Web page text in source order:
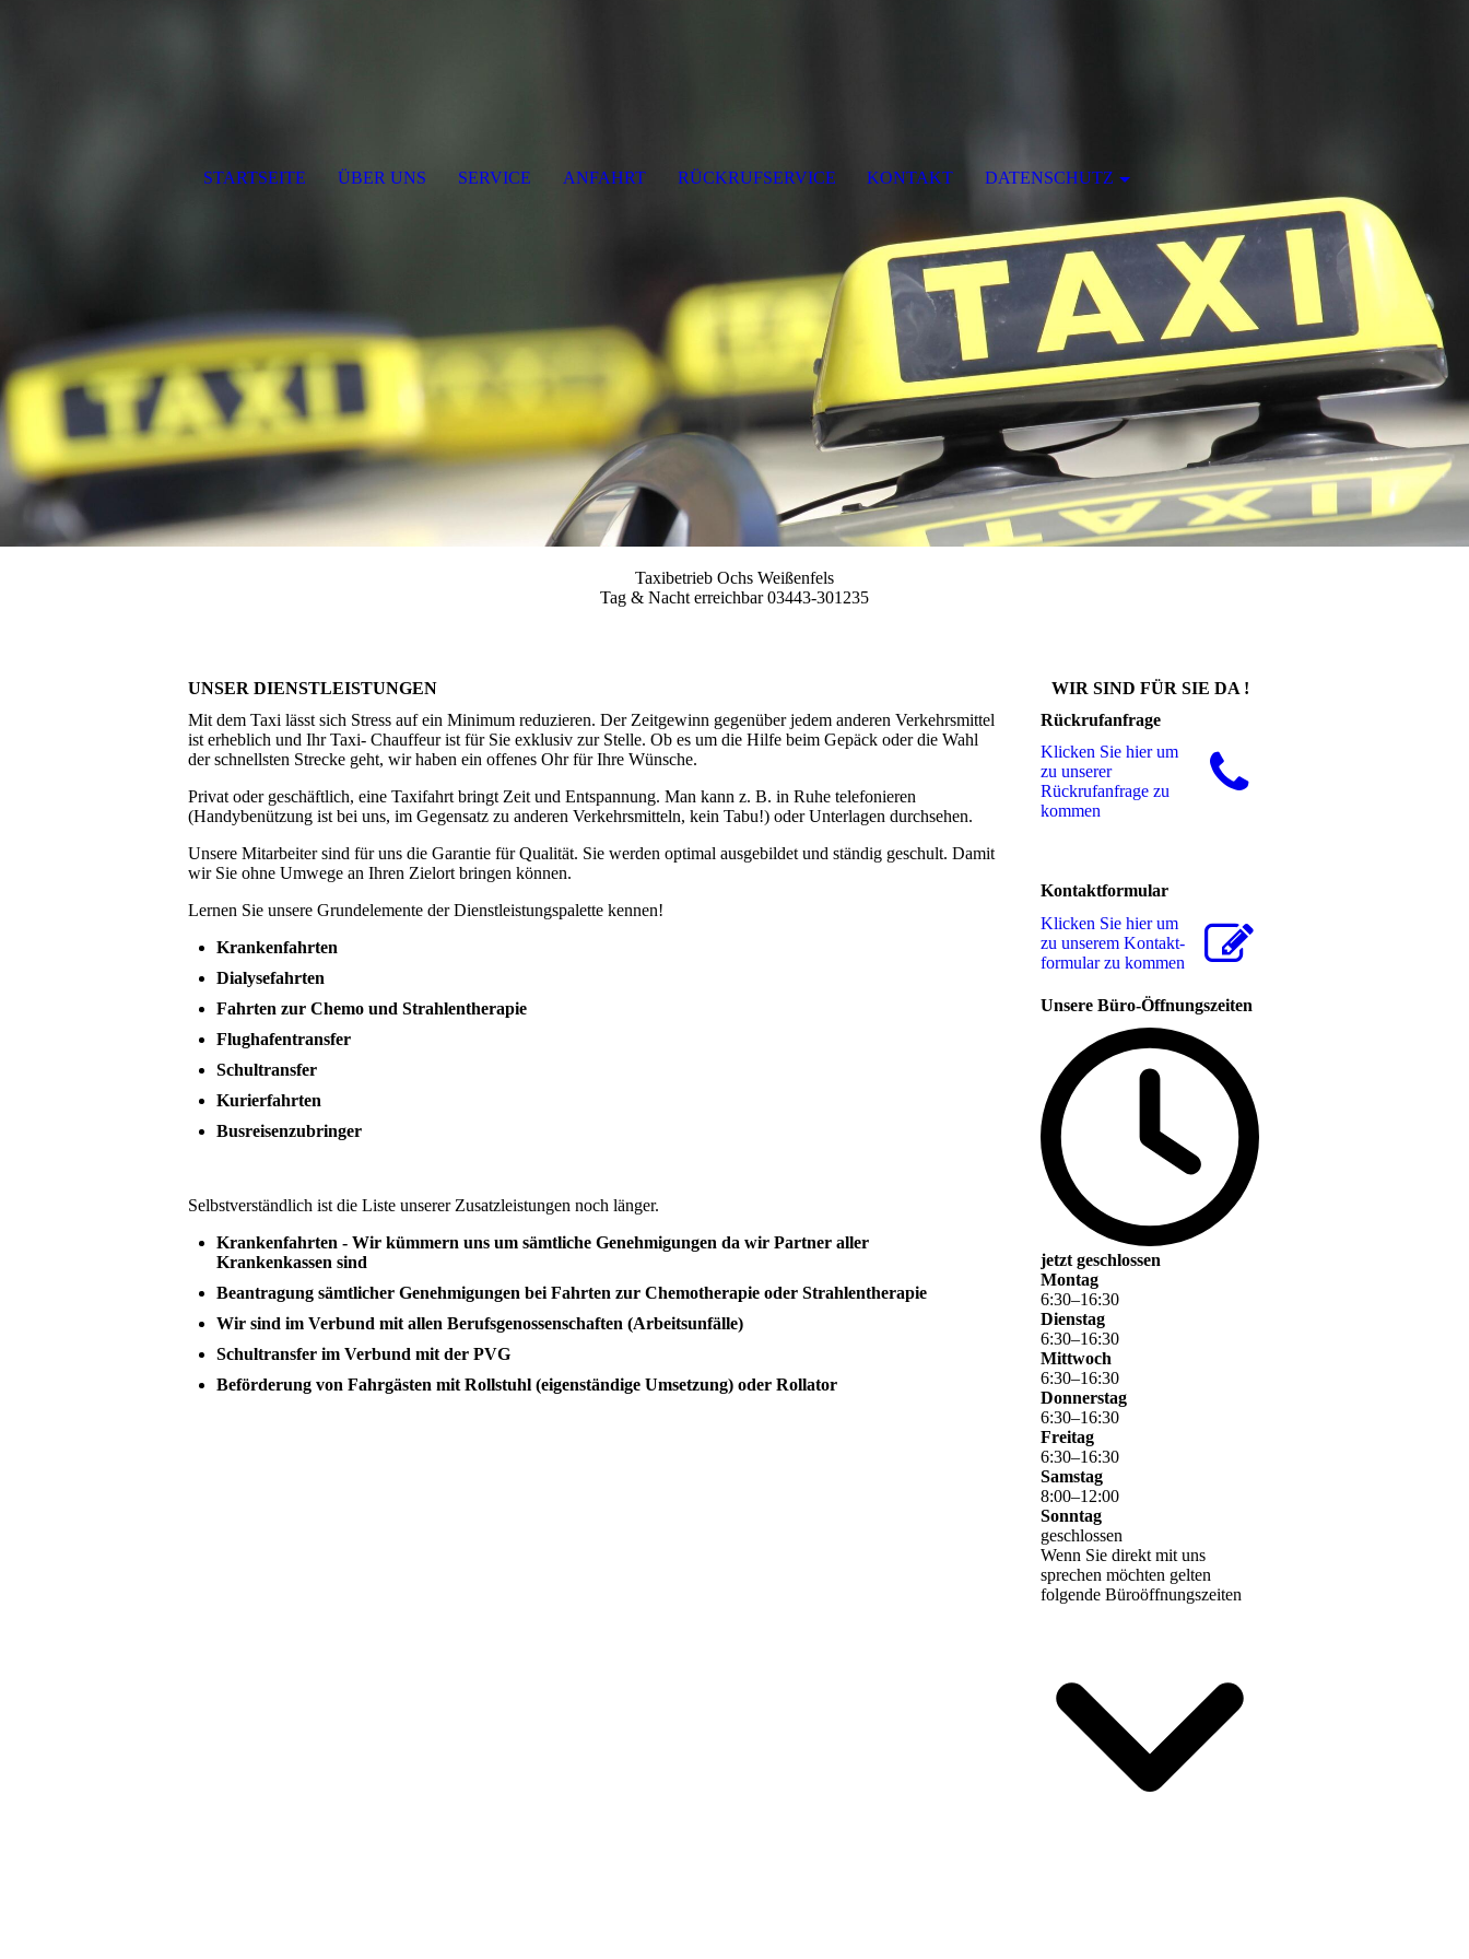
Taxibetrieb Ochs Weißenfels
Tag & Nacht erreichbar 03443-301235
UNSER DIENSTLEISTUNGEN
Mit dem Taxi lässt sich Stress auf ein Minimum reduzieren. Der Zeitgewinn gegenüber jedem anderen Verkehrsmittel
ist erheblich und Ihr Taxi- Chauffeur ist für Sie exklusiv zur Stelle. Ob es um die Hilfe beim Gepäck oder die Wahl
der schnellsten Strecke geht, wir haben ein offenes Ohr für Ihre Wünsche.
Privat oder geschäftlich, eine Taxifahrt bringt Zeit und Entspannung. Man kann z. B. in Ruhe telefonieren
(Handybenützung ist bei uns, im Gegensatz zu anderen Verkehrsmitteln, kein Tabu!) oder Unterlagen durchsehen.
Unsere Mitarbeiter sind für uns die Garantie für Qualität. Sie werden optimal ausgebildet und ständig geschult. Damit
wir Sie ohne Umwege an Ihren Zielort bringen können.
Lernen Sie unsere Grundelemente der Dienstleistungspalette kennen!
Krankenfahrten
Dialysefahrten
Fahrten zur Chemo und Strahlentherapie
Flughafentransfer
Schultransfer
Kurierfahrten
Busreisenzubringer
Selbstverständlich ist die Liste unserer Zusatzleistungen noch länger.
Krankenfahrten - Wir kümmern uns um sämtliche Genehmigungen da wir Partner aller
Krankenkassen sind
Beantragung sämtlicher Genehmigungen bei Fahrten zur Chemotherapie oder Strahlentherapie
Wir sind im Verbund mit allen Berufsgenossenschaften (Arbeitsunfälle)
Schultransfer im Verbund mit der PVG
Beförderung von Fahrgästen mit Rollstuhl (eigenständige Umsetzung) oder Rollator
WIR SIND FÜR SIE DA !
Rückrufanfrage
Klicken Sie hier um
zu unserer
Rückrufanfrage zu
kommen
Kontaktformular
Klicken Sie hier um
zu unserem Kon­takt­
for­mu­lar zu kommen
Unsere Büro-Öffnungszeiten
jetzt geschlossen
Montag
6:30–16:30
Dienstag
6:30–16:30
Mittwoch
6:30–16:30
Donnerstag
6:30–16:30
Freitag
6:30–16:30
Samstag
8:00–12:00
Sonntag
geschlossen
Wenn Sie direkt mit uns
sprechen möchten gelten
folgende Büroöffnungszeiten
STARTSEITE ÜBER UNS SERVICE ANFAHRT RÜCKRUFSERVICE KONTAKT DATENSCHUTZ